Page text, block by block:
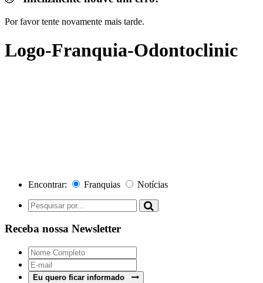
Por favor tente novamente mais tarde.
Logo-Franquia-Odontoclinic
Encontrar: Franquias Notícias
Receba nossa Newsletter
Eu quero ficar informado